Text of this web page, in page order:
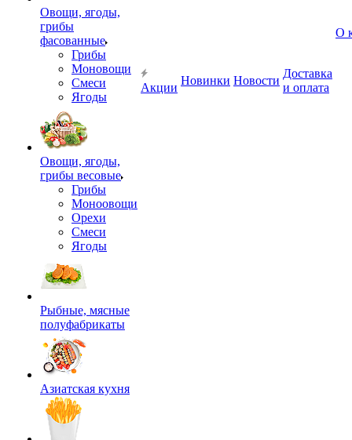
Овощи, ягоды,
грибы
фасованные
Грибы
Моновощи
Смеси
Ягоды
Овощи, ягоды,
грибы весовые
Грибы
Моноовощи
Орехи
Смеси
Ягоды
Рыбные, мясные
полуфабрикаты
Азиатская кухня
Акции
Новинки Новости
Доставка
и оплата
О